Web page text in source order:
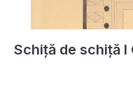
Schiță de schiță